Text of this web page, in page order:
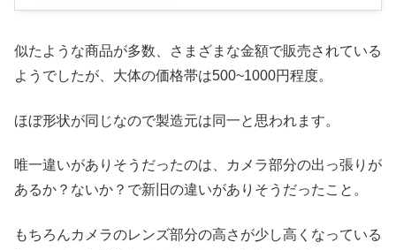
似たような商品が多数、さまざまな金額で販売されている
ようでしたが、大体の価格帯は500~1000円程度。
ほぼ形状が同じなので製造元は同一と思われます。
唯一違いがありそうだったのは、カメラ部分の出っ張りが
あるか？ないか？で新旧の違いがありそうだったこと。
もちろんカメラのレンズ部分の高さが少し高くなっている